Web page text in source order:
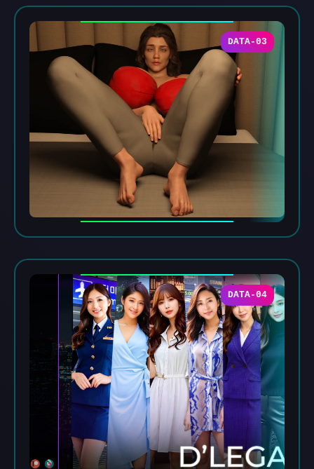
DATA-03
DATA-04